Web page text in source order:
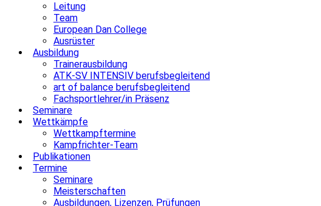
Leitung
Team
European Dan College
Ausrüster
Ausbildung
Trainerausbildung
ATK-SV INTENSIV berufsbegleitend
art of balance berufsbegleitend
Fachsportlehrer/in Präsenz
Seminare
Wettkämpfe
Wettkampftermine
Kampfrichter-Team
Publikationen
Termine
Seminare
Meisterschaften
Ausbildungen, Lizenzen, Prüfungen